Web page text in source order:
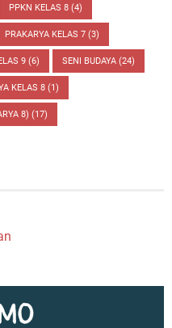
PPKN KELAS 8 (4)
PRAKARYA KELAS 7 (3)
9 (6) SENI BUDAYA (24)
KELAS 8 (1)
8) (17)